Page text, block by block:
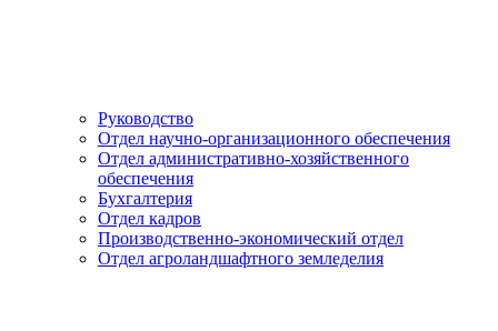
Руководство
Отдел научно-организационного обеспечения
Отдел административно-хозяйственного
обеспечения
Бухгалтерия
Отдел кадров
Производственно-экономический отдел
Отдел агроландшафтного земледелия